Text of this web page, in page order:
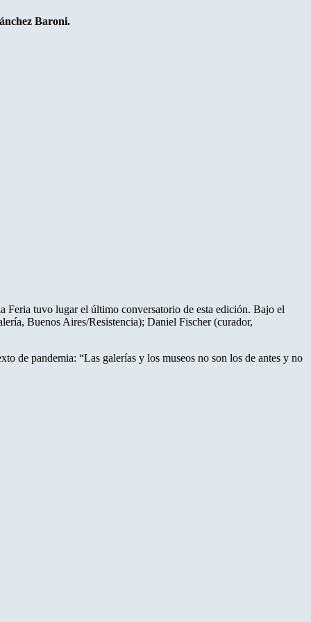
Baroni.
Feria tuvo lugar el último conversatorio de esta edición. Bajo el
Buenos Aires/Resistencia); Daniel Fischer (curador,
de pandemia: “Las galerías y los museos no son los de antes y no